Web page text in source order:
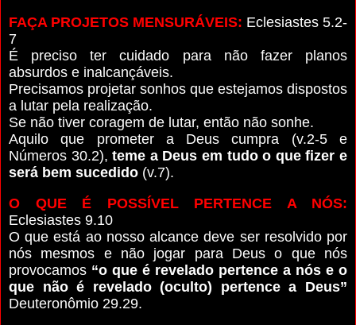
FAÇA PROJETOS MENSURÁVEIS: Eclesiastes 5.2-
7
É preciso ter cuidado para não fazer planos
absurdos e inalcançáveis.
Precisamos projetar sonhos que estejamos dispostos
a lutar pela realização.
Se não tiver coragem de lutar, então não sonhe.
Aquilo que prometer a Deus cumpra (v.2-5 e
Números 30.2),teme a Deus em tudo o que fizer e
será bem sucedido (v.7).
O QUE É POSSÍVEL PERTENCE A NÓS:
Eclesiastes 9.10
O que está ao nosso alcance deve ser resolvido por
nós mesmos e não jogar para Deus o que nós
provocamos “o que é revelado pertence a nós e o
que não é revelado (oculto) pertence a Deus”
Deuteronômio 29.29.